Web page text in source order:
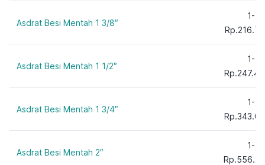
Asdrat Besi Mentah 1 3/8″
1-5
Asdrat Besi Mentah 1 1/2″
1-5
Asdrat Besi Mentah 1 3/4″
1-5
Asdrat Besi Mentah 2″
1-5